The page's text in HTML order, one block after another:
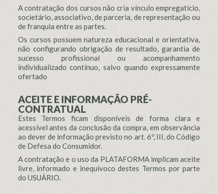
A contratação dos cursos não cria vínculo empregatício,
societário, associativo, de parceria, de representação ou
de franquia entre as partes.
Os cursos possuem natureza educacional e orientativa,
não configurando obrigação de resultado, garantia de
sucesso profissional ou acompanhamento
individualizado contínuo, salvo quando expressamente
ofertado
ACEITE E INFORMAÇÃO PRÉ-
CONTRATUAL
Estes Termos ficam disponíveis de forma clara e
acessível antes da conclusão da compra, em observância
ao dever de informação previsto no art. 6º, III, do Código
de Defesa do Consumidor.
A contratação e o uso da PLATAFORMA implicam aceite
livre, informado e inequívoco destes Termos por parte
do USUÁRIO.